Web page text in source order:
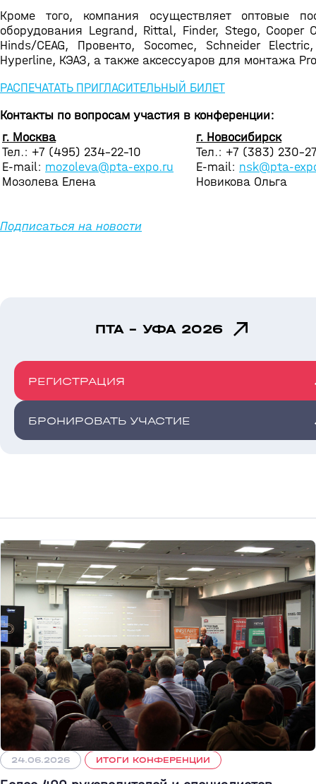
Кроме того, компания осуществляет оптовые
оборудования Legrand, Rittal, Finder, Stego, Cooper
Hinds/CEAG, Провенто, Socomec, Schneider
Hyperline, КЭАЗ, а также аксессуаров для монтажа
РАСПЕЧАТАТЬ ПРИГЛАСИТЕЛЬНЫЙ БИЛЕТ
Контакты по вопросам участия в конференции:
г. Москва
Тел.: +7 (495) 234-22-10
E-mail: mozoleva@pta-expo.ru
Мозолева Елена
г. Новосибирск
Тел.: +7 (383) 230-
E-mail: nsk@pta-
Новикова Ольга
Подписаться на новости
ПТА - УФА 2026
РЕГИСТРАЦИЯ
БРОНИРОВАТЬ УЧАСТИЕ
24.06.2026 ИТОГИ КОНФЕРЕНЦИИ